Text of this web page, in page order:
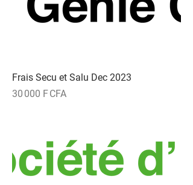
Frais Secu et Salu Dec 2023
Prix
30 000 F CFA